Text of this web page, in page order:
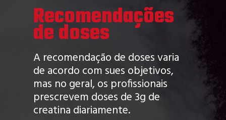
A recomendação de doses varia
de acordo com sues objetivos,
mas no geral, os profissionais
prescrevem doses de 3g de
creatina diariamente.
Recomendações
de doses